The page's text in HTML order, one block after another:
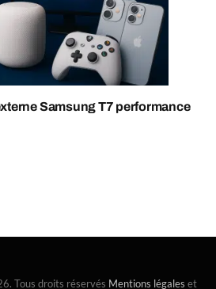
Samsung T7 performance
Tous droits réservés Mentions légales et